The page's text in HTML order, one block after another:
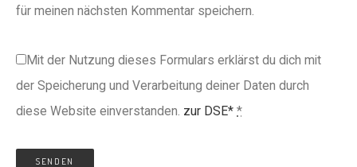
für meinen nächsten Kommentar speichern.
Mit der Nutzung dieses Formulars erklärst du dich mit
der Speicherung und Verarbeitung deiner Daten durch
diese Website einverstanden. zur DSE* *